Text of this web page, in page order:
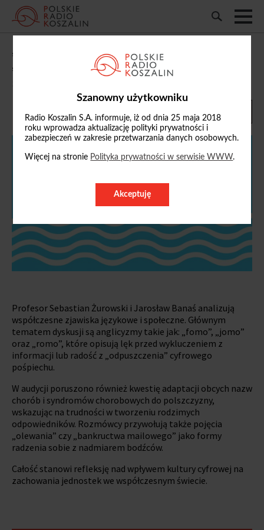
Szanowny użytkowniku
Radio Koszalin S.A. informuje, iż od dnia 25 maja 2018
roku wprowadza aktualizację polityki prywatności i
zabezpieczeń w zakresie przetwarzania danych osobowych.
Więcej na stronie Polityka prywatności w serwisie WWW.
Akceptuję
„Słownik na Fali”: „fomo”, „jomo” oraz
„romo”
Profesor Sebastian Żurowski i Jarosław Banaś analizują
współczesne zjawiska językowe i społeczne. Głównym
tematem dyskusji są anglicyzmy takie jak: „fomo”, „jomo”
oraz „romo”, które opisują lęk przed wykluczeniem z
informacji lub radość z „odpuszczenia” cyfrowego
pośpiechu.
W audycji poruszono również kwestię adaptacji obcych nazw
chorób i syndromów chorobowych do polszczyzny,
wskazując na trudności w tworzeniu rodzimych
odpowiedników. Rozmówcy przywołują także pojęcia
„olewania” czy „bankructwa mailowego” jako formy
radzenia sobie z nadmiarem bodźców.
Całość stanowi refleksję nad wpływem kultury cyfrowej na
zachowania jednostek we współczesnym świecie.